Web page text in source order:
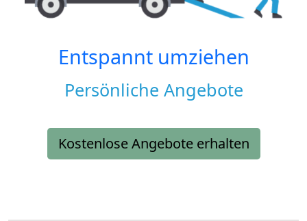
Entspannt umziehen
Persönliche Angebote
Kostenlose Angebote erhalten